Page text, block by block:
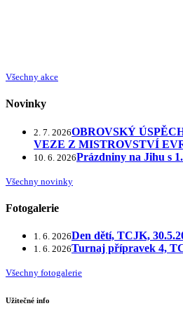
Všechny akce
Novinky
2. 7. 2026OBROVSKÝ
VEZE Z MISTROVSTVÍ
10. 6. 2026Prázdniny na Jihu s
Všechny novinky
Fotogalerie
1. 6. 2026Den dětí, TCJK,
1. 6. 2026Turnaj přípravek 4,
Všechny fotogalerie
Užitečné info